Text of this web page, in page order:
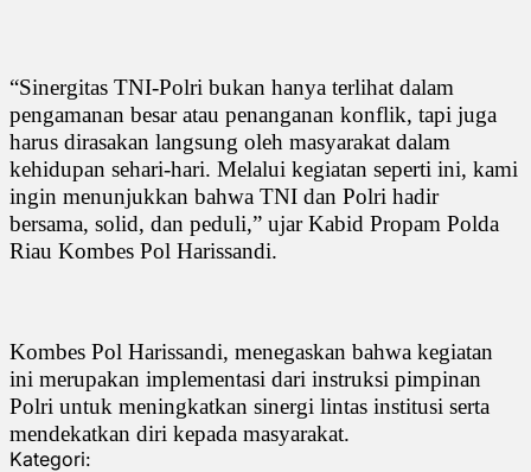
“Sinergitas TNI-Polri bukan hanya terlihat dalam
pengamanan besar atau penanganan konflik, tapi juga
harus dirasakan langsung oleh masyarakat dalam
kehidupan sehari-hari. Melalui kegiatan seperti ini, kami
ingin menunjukkan bahwa TNI dan Polri hadir
bersama, solid, dan peduli,” ujar Kabid Propam Polda
Riau Kombes Pol Harissandi.
Kombes Pol Harissandi, menegaskan bahwa kegiatan
ini merupakan implementasi dari instruksi pimpinan
Polri untuk meningkatkan sinergi lintas institusi serta
mendekatkan diri kepada masyarakat.
Kategori: